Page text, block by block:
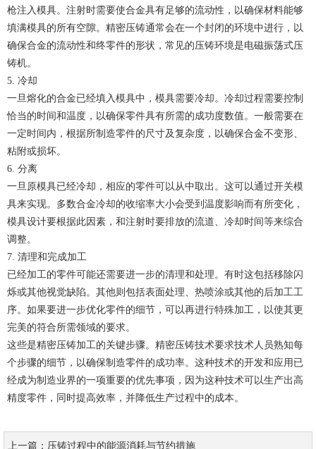
枪注入模具。注射时需要使合金具有足够的流动性，以确保材料能够
填满模具的所有空隙。精密压铸通常会在一个封闭的环境中进行，以
确保合金的流动性和终零件的形状，常见的压铸环境是电磁振荡式压
铸机。
5. 冷却
一旦熔化的合金已经填入模具中，模具需要冷却。冷却过程需要控制
恰当的时间和温度，以确保零件具有所需的成功度数值。一般需要在
一定时间内，根据所制造零件的尺寸及复杂度，以确保合金不变形、
粘附或损坏。
6. 分离
一旦原模具已经冷却，相应的零件可以从中取出。这可以通过开关模
具来实现。多数合金冷却的收缩率大小会受到温度影响而有所变化，
模具设计要根据此因素，和注射时要排放的流道、冷却时间等来综合
调整。
7. 清理和完成加工
已经加工的零件可能还需要进一步的清理和处理。有时这包括移除闪
烁或其他视觉缺陷。其他则包括表面处理、热喷涂或其他的后加工工
序。如果要进一步优化零件的细节，可以再进行特殊加工，以使其更
完美的符合所需领域的要求。
这些是精密压铸加工的关键步骤。精密压铸技术要求技术人员熟知每
个步骤的细节，以确保制造零件的成功率。这种技术的开发和应用已
经成为制造业界的一项重要的优先事项，因为这种技术可以生产出高
精度零件，同时提高效率，并降低生产过程中的成本。
上一篇：压铸过程中的能源消耗与节约措施